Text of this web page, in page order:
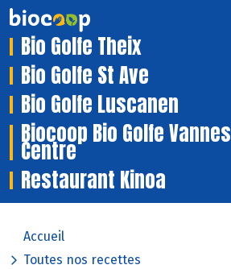
Bio Golfe Theix
Bio Golfe St Ave
Bio Golfe Luscanen
Biocoop Bio Golfe Vannes
Centre
Restaurant Kinoa
Accueil
Toutes nos recettes